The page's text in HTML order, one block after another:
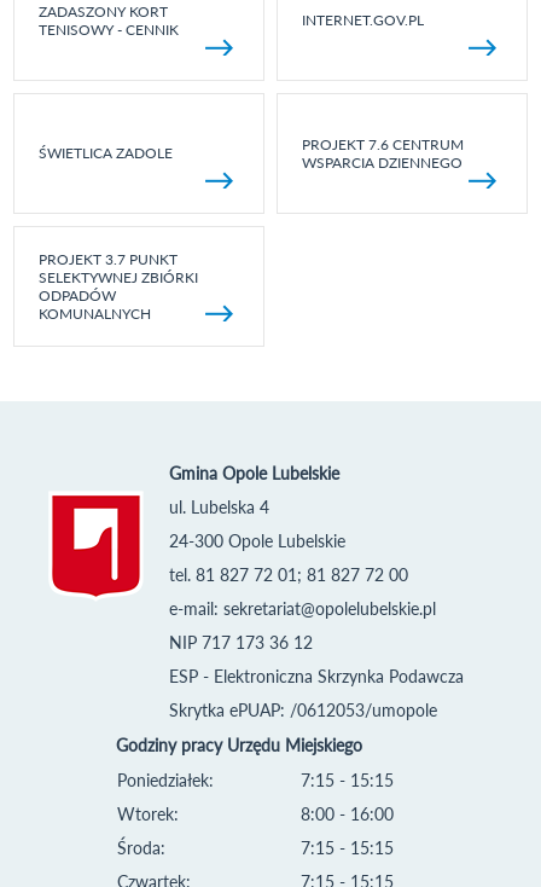
ZADASZONY KORT
TENISOWY - CENNIK
INTERNET.GOV.PL
ŚWIETLICA ZADOLE
PROJEKT 7.6 CENTRUM
WSPARCIA DZIENNEGO
PROJEKT 3.7 PUNKT
SELEKTYWNEJ ZBIÓRKI
ODPADÓW
KOMUNALNYCH
Gmina Opole Lubelskie
ul. Lubelska 4
24-300 Opole Lubelskie
tel. 81 827 72 01; 81 827 72 00
e-mail: sekretariat@opolelubelskie.pl
NIP 717 173 36 12
ESP - Elektroniczna Skrzynka Podawcza
Skrytka ePUAP: /0612053/umopole
Godziny pracy Urzędu Miejskiego
Poniedziałek:
Wtorek:
Środa:
Czwartek:
7:15 - 15:15
8:00 - 16:00
7:15 - 15:15
7:15 - 15:15